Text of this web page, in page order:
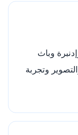
وباث
وتجربة